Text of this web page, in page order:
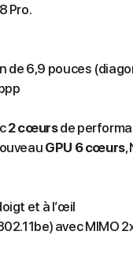
Pro.
de 6,9 pouces
2 cœursde
GPU 6 cœurs,
et à l’œil
avec MIMO